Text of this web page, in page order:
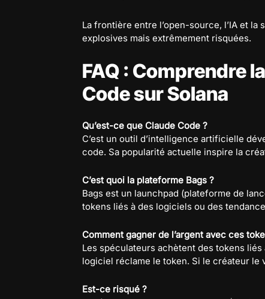
La frontière entre l’open-source, l’IA et
explosives mais extrêmement risquées.
FAQ : Comprendre
Code sur Solana
Qu’est-ce que Claude Code ?
C’est un outil d’intelligence artificielle
code. Sa popularité actuelle inspire la
C’est quoi la plateforme Bags ?
Bags est un launchpad (plateforme de
tokens liés à des logiciels ou des
Comment gagner de l’argent avec ces
Les spéculateurs achètent des tokens
logiciel réclame le token. Si le créateur le
Est-ce risqué ?